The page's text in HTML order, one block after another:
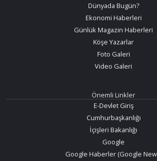
Dünyada Bugün?
Ekonomi Haberleri
Günlük Magazin Haberleri
Köşe Yazarlar
Foto Galeri
Video Galeri
Önemli Linkler
E-Devlet Giriş
Cumhurbaşkanlığı
İçişleri Bakanlığı
Google
Google Haberler (Google